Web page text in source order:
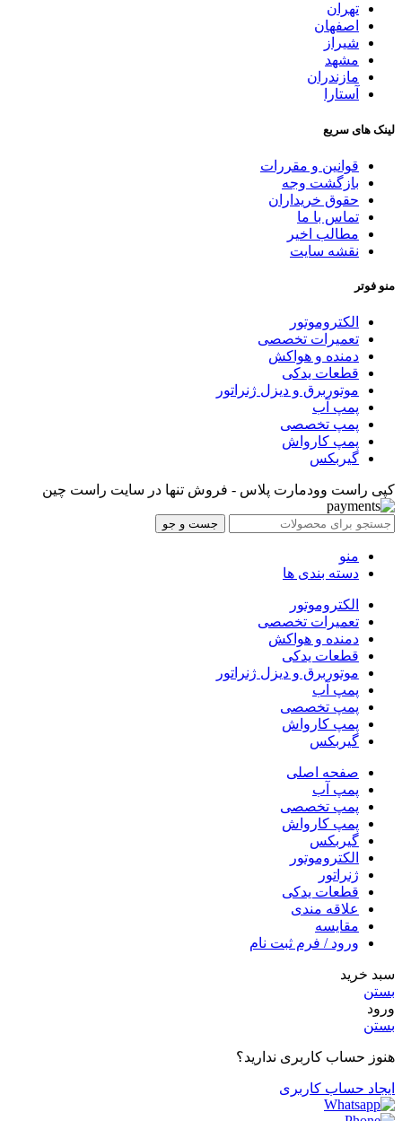
تهران
اصفهان
شیراز
مشهد
مازندران
آستارا
لینک های سریع
قوانین و مقررات
بازگشت وجه
حقوق خریداران
تماس با ما
مطالب اخیر
نقشه سایت
منو فوتر
الکتروموتور
تعمیرات تخصصی
دمنده و هواکش
قطعات یدکی
موتوربرق و دیزل ژنراتور
پمپ آب
پمپ تخصصی
پمپ کارواش
گیربکس
کپی راست وودمارت پلاس - فروش تنها در سایت راست چین
جست و جو
منو
دسته بندی ها
الکتروموتور
تعمیرات تخصصی
دمنده و هواکش
قطعات یدکی
موتوربرق و دیزل ژنراتور
پمپ آب
پمپ تخصصی
پمپ کارواش
گیربکس
صفحه اصلی
پمپ آب
پمپ تخصصی
پمپ کارواش
گیربکس
الکتروموتور
ژنراتور
قطعات یدکی
علاقه مندی
مقایسه
ورود / فرم ثبت نام
سبد خرید
بستن
ورود
بستن
هنوز حساب کاربری ندارید؟
ایجاد حساب کاربری